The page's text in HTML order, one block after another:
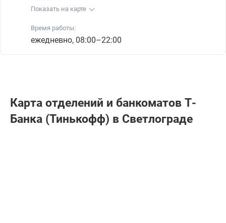
Показать на карте
Время работы:
ежедневно, 08:00–22:00
Карта отделений и банкоматов Т-
Банкa (Тинькофф) в Светлограде